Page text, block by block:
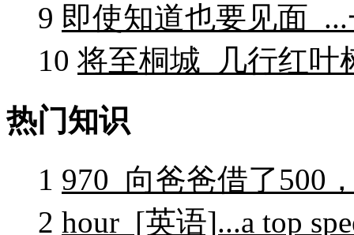
9 即使知道也要见面
10 将至桐城_几行红叶
热门知识
1 970_向爸爸借了500
2 hour_[英语]...a top